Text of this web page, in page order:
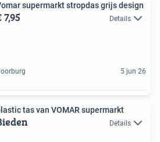
supermarkt stropdas grijs design
7,95 Details
5 jun 26
tas van VOMAR supermarkt
Details